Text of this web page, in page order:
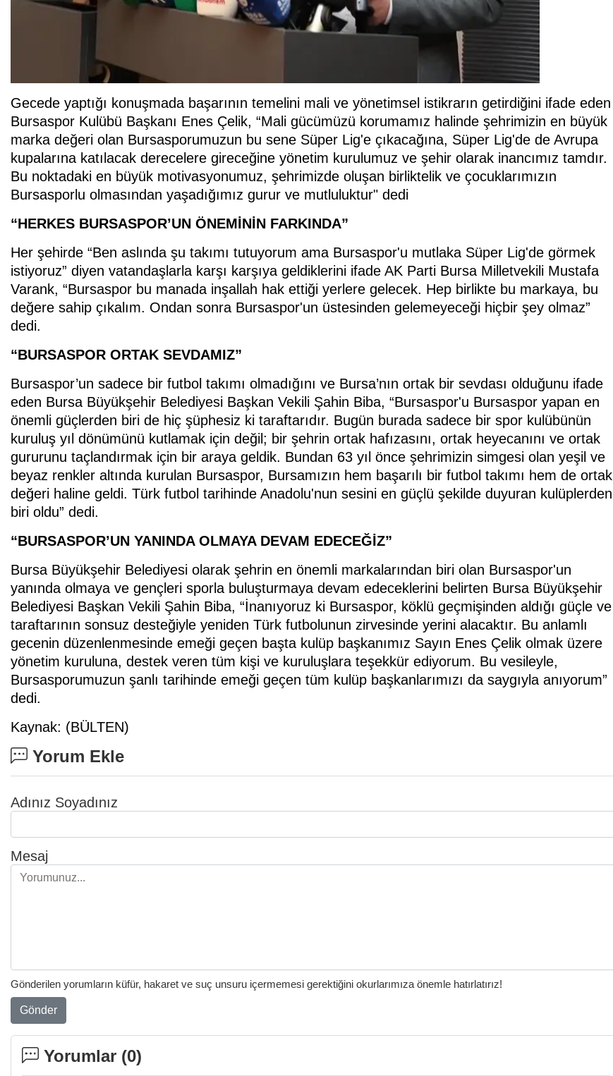
Gecede yaptığı konuşmada başarının temelini mali ve yönetimsel istikrarın getirdiğini ifade eden
Bursaspor Kulübü Başkanı Enes Çelik, “Mali gücümüzü korumamız halinde şehrimizin en büyük
marka değeri olan Bursasporumuzun bu sene Süper Lig'e çıkacağına, Süper Lig'de de Avrupa
kupalarına katılacak derecelere gireceğine yönetim kurulumuz ve şehir olarak inancımız tamdır.
Bu noktadaki en büyük motivasyonumuz, şehrimizde oluşan birliktelik ve çocuklarımızın
Bursasporlu olmasından yaşadığımız gurur ve mutluluktur" dedi
“HERKES BURSASPOR’UN ÖNEMİNİN FARKINDA”
Her şehirde “Ben aslında şu takımı tutuyorum ama Bursaspor'u mutlaka Süper Lig'de görmek
istiyoruz” diyen vatandaşlarla karşı karşıya geldiklerini ifade AK Parti Bursa Milletvekili Mustafa
Varank, “Bursaspor bu manada inşallah hak ettiği yerlere gelecek. Hep birlikte bu markaya, bu
değere sahip çıkalım. Ondan sonra Bursaspor'un üstesinden gelemeyeceği hiçbir şey olmaz”
dedi.
“BURSASPOR ORTAK SEVDAMIZ”
Bursaspor’un sadece bir futbol takımı olmadığını ve Bursa’nın ortak bir sevdası olduğunu ifade
eden Bursa Büyükşehir Belediyesi Başkan Vekili Şahin Biba, “Bursaspor'u Bursaspor yapan en
önemli güçlerden biri de hiç şüphesiz ki taraftarıdır. Bugün burada sadece bir spor kulübünün
kuruluş yıl dönümünü kutlamak için değil; bir şehrin ortak hafızasını, ortak heyecanını ve ortak
gururunu taçlandırmak için bir araya geldik. Bundan 63 yıl önce şehrimizin simgesi olan yeşil ve
beyaz renkler altında kurulan Bursaspor, Bursamızın hem başarılı bir futbol takımı hem de ortak
değeri haline geldi. Türk futbol tarihinde Anadolu'nun sesini en güçlü şekilde duyuran kulüplerden
biri oldu” dedi.
“BURSASPOR’UN YANINDA OLMAYA DEVAM EDECEĞİZ”
Bursa Büyükşehir Belediyesi olarak şehrin en önemli markalarından biri olan Bursaspor'un
yanında olmaya ve gençleri sporla buluşturmaya devam edeceklerini belirten Bursa Büyükşehir
Belediyesi Başkan Vekili Şahin Biba, “İnanıyoruz ki Bursaspor, köklü geçmişinden aldığı güçle ve
taraftarının sonsuz desteğiyle yeniden Türk futbolunun zirvesinde yerini alacaktır. Bu anlamlı
gecenin düzenlenmesinde emeği geçen başta kulüp başkanımız Sayın Enes Çelik olmak üzere
yönetim kuruluna, destek veren tüm kişi ve kuruluşlara teşekkür ediyorum. Bu vesileyle,
Bursasporumuzun şanlı tarihinde emeği geçen tüm kulüp başkanlarımızı da saygıyla anıyorum”
dedi.
Kaynak: (BÜLTEN)
Yorum Ekle
Adınız Soyadınız
Mesaj
Gönderilen yorumların küfür, hakaret ve suç unsuru içermemesi gerektiğini okurlarımıza önemle hatırlatırız!
Gönder
Yorumlar (0)